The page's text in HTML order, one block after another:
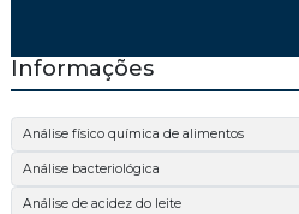
Informações
Análise físico química de alimentos
Análise bacteriológica
Análise de acidez do leite